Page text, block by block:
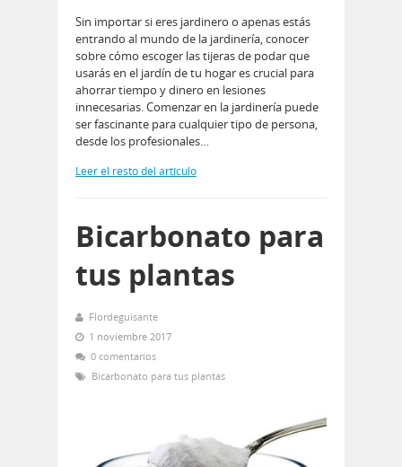
Sin importar si eres jardinero o apenas estás
entrando al mundo de la jardinería, conocer
sobre cómo escoger las tijeras de podar que
usarás en el jardín de tu hogar es crucial para
ahorrar tiempo y dinero en lesiones
innecesarias. Comenzar en la jardinería puede
ser fascinante para cualquier tipo de persona,
desde los profesionales…
Leer el resto del artículo
Bicarbonato para
tus plantas
Flordeguisante
1 noviembre 2017
0 comentarios
Bicarbonato para tus plantas